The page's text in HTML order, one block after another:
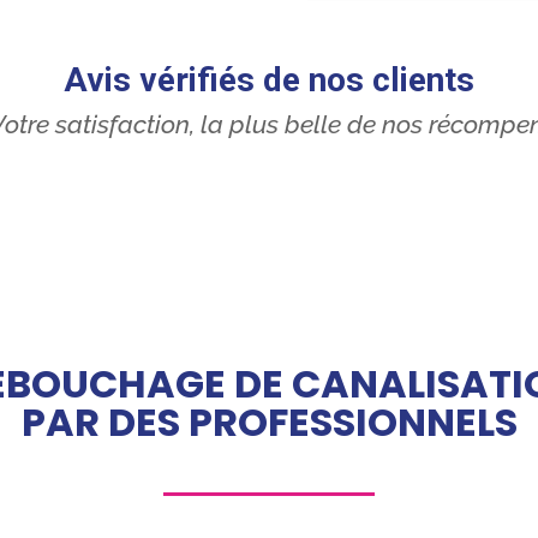
Avis vérifiés de nos clients
satisfaction, la plus belle de nos
DE
PAR DES PROFESSIONNELS